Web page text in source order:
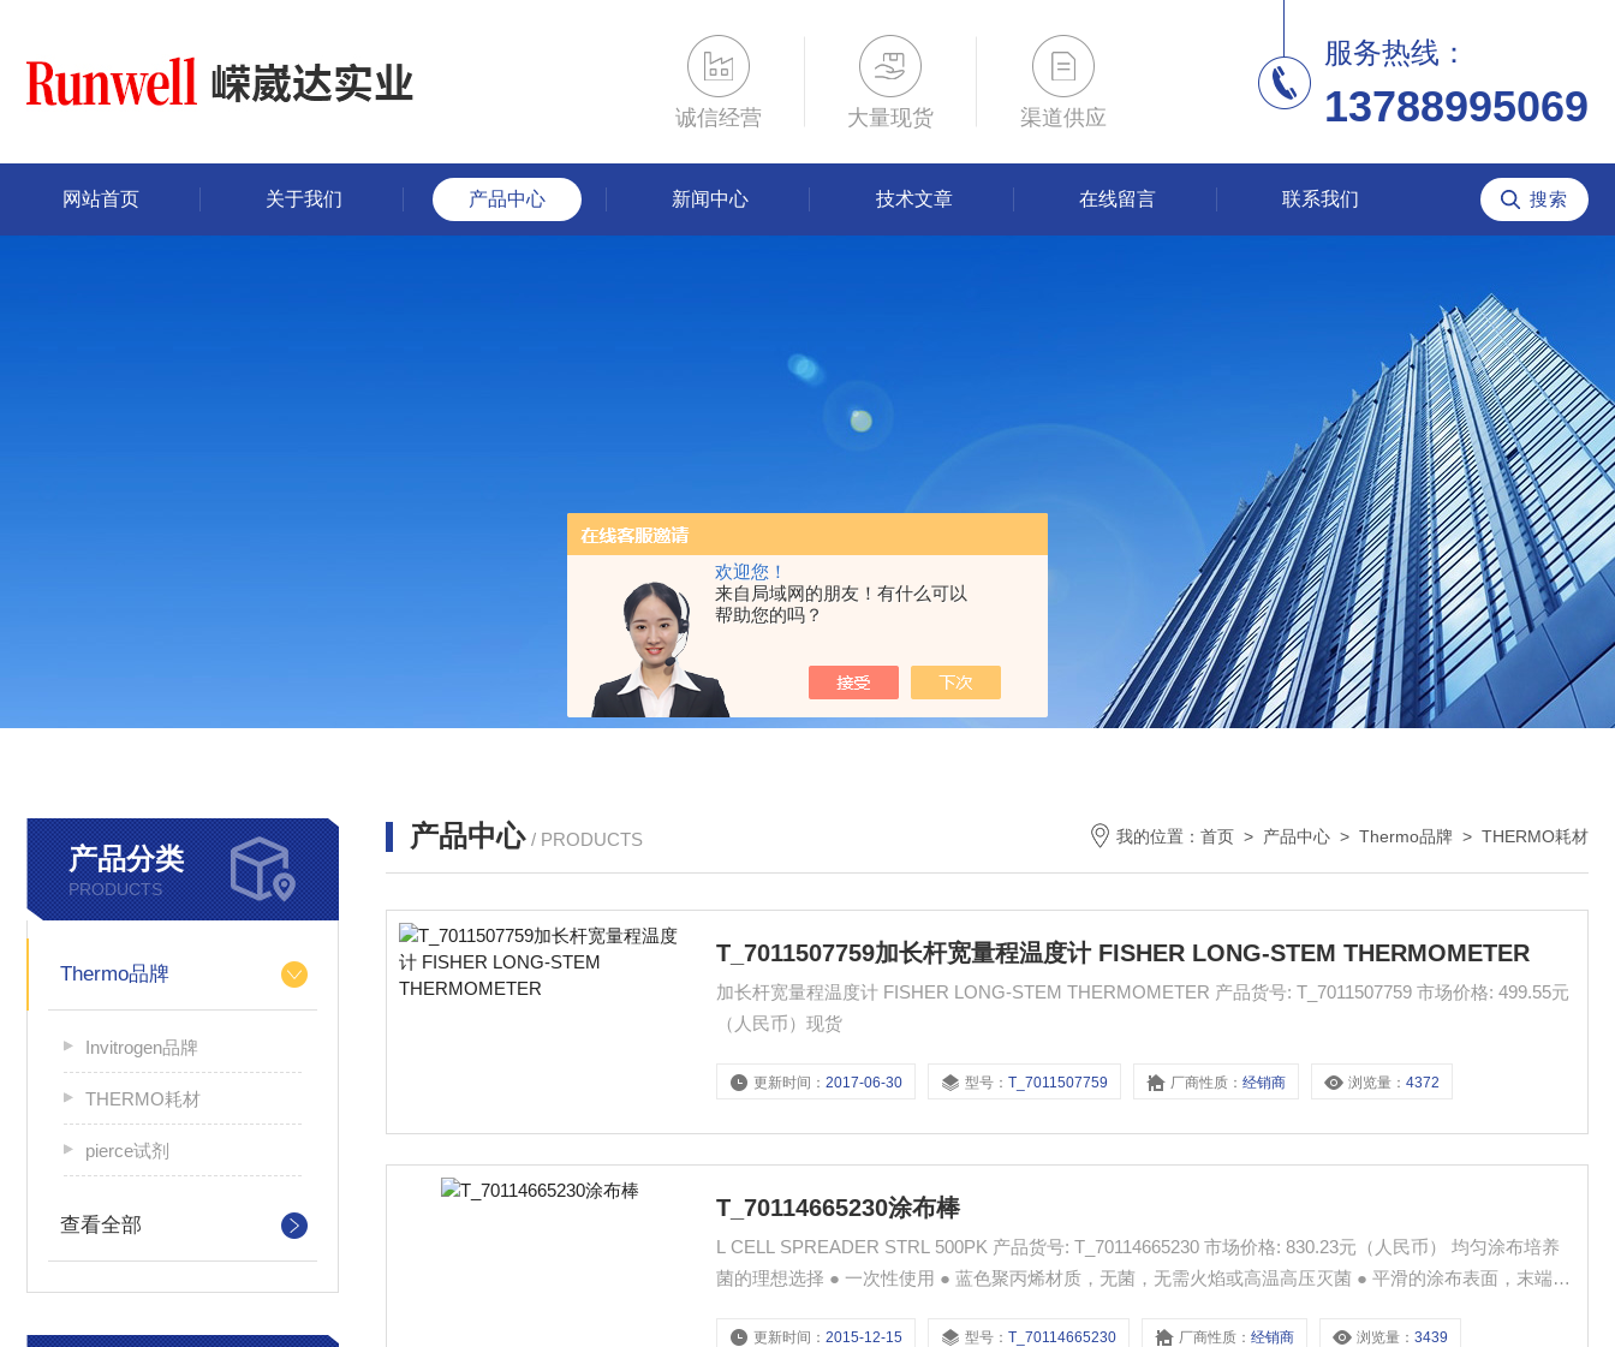
欢迎您！
来自局域网的朋友！有什么可以
帮助您的吗？
诚信经营 大量现货 渠道供应
服务热线：
13788995069
网站首页 关于我们 产品中心 新闻中心 技术文章 在线留言 联系我们
产品分类
PRODUCTS
Thermo品牌
Invitrogen品牌
THERMO耗材
pierce试剂
查看全部
产品中心 / PRODUCTS 我的位置： 首页 > 产品中心 > Thermo品牌 > THERMO耗材
T_7011507759加长杆宽量程温度计 FISHER LONG-STEM THERMOMETER
加长杆宽量程温度计 FISHER LONG-STEM THERMOMETER 产品货号: T_7011507759 市场价格: 499.55元
（人民币）现货
更新时间：2017-06-30 型号：T_7011507759 厂商性质：经销商 浏览量：4372
T_70114665230涂布棒
L CELL SPREADER STRL 500PK 产品货号: T_70114665230 市场价格: 830.23元（人民币） 均匀涂布培养
菌的理想选择 ● 一次性使用 ● 蓝色聚丙烯材质，无菌，无需火焰或高温高压灭菌 ● 平滑的涂布表面，末端微
更新时间：2015-12-15 型号：T_70114665230 厂商性质：经销商 浏览量：3439